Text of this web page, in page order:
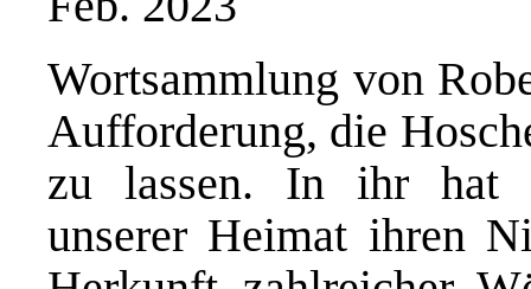
Wortsammlung von
Aufforderung, die
zu lassen. In ihr hat
unserer Heimat ihren